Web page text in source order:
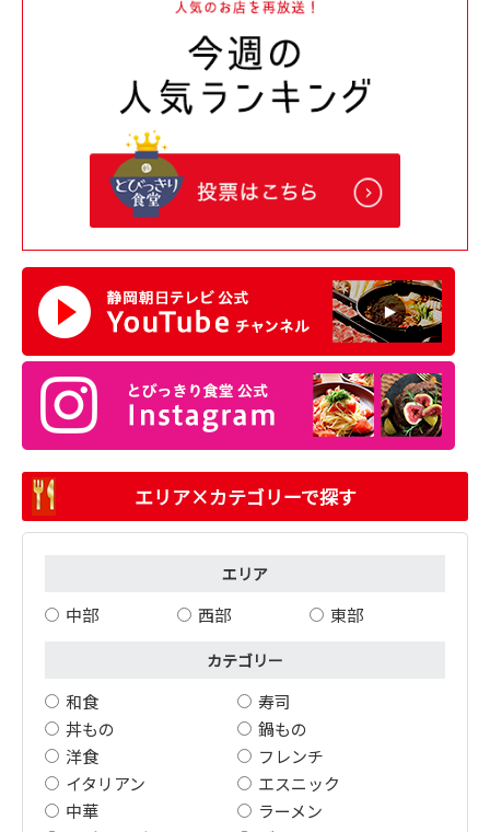
エリア×カテゴリーで探す
エリア
中部 西部 東部
カテゴリー
和食
寿司
丼もの
鍋もの
洋食
フレンチ
イタリアン
エスニック
中華
ラーメン